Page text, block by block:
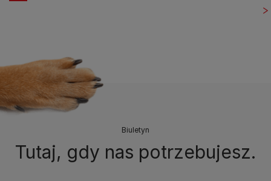
Biuletyn
Tutaj, gdy nas potrzebujesz.